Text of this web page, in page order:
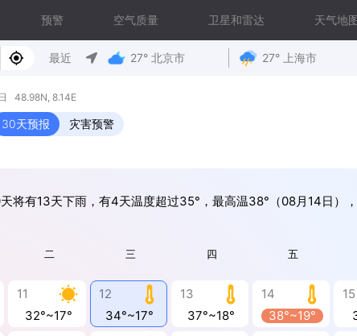
预警 空气质量 卫星和雷达 天气地
最近 27° 北京市 27° 上海市
48.98N, 8.14E
30天预报 灾害预警
将有13天下雨，有4天温度超过35°，最高温38°（08月14日），
二 三 四 五
11
32°~17°
12
34°~17°
13
37°~18°
14
38°~19°
15